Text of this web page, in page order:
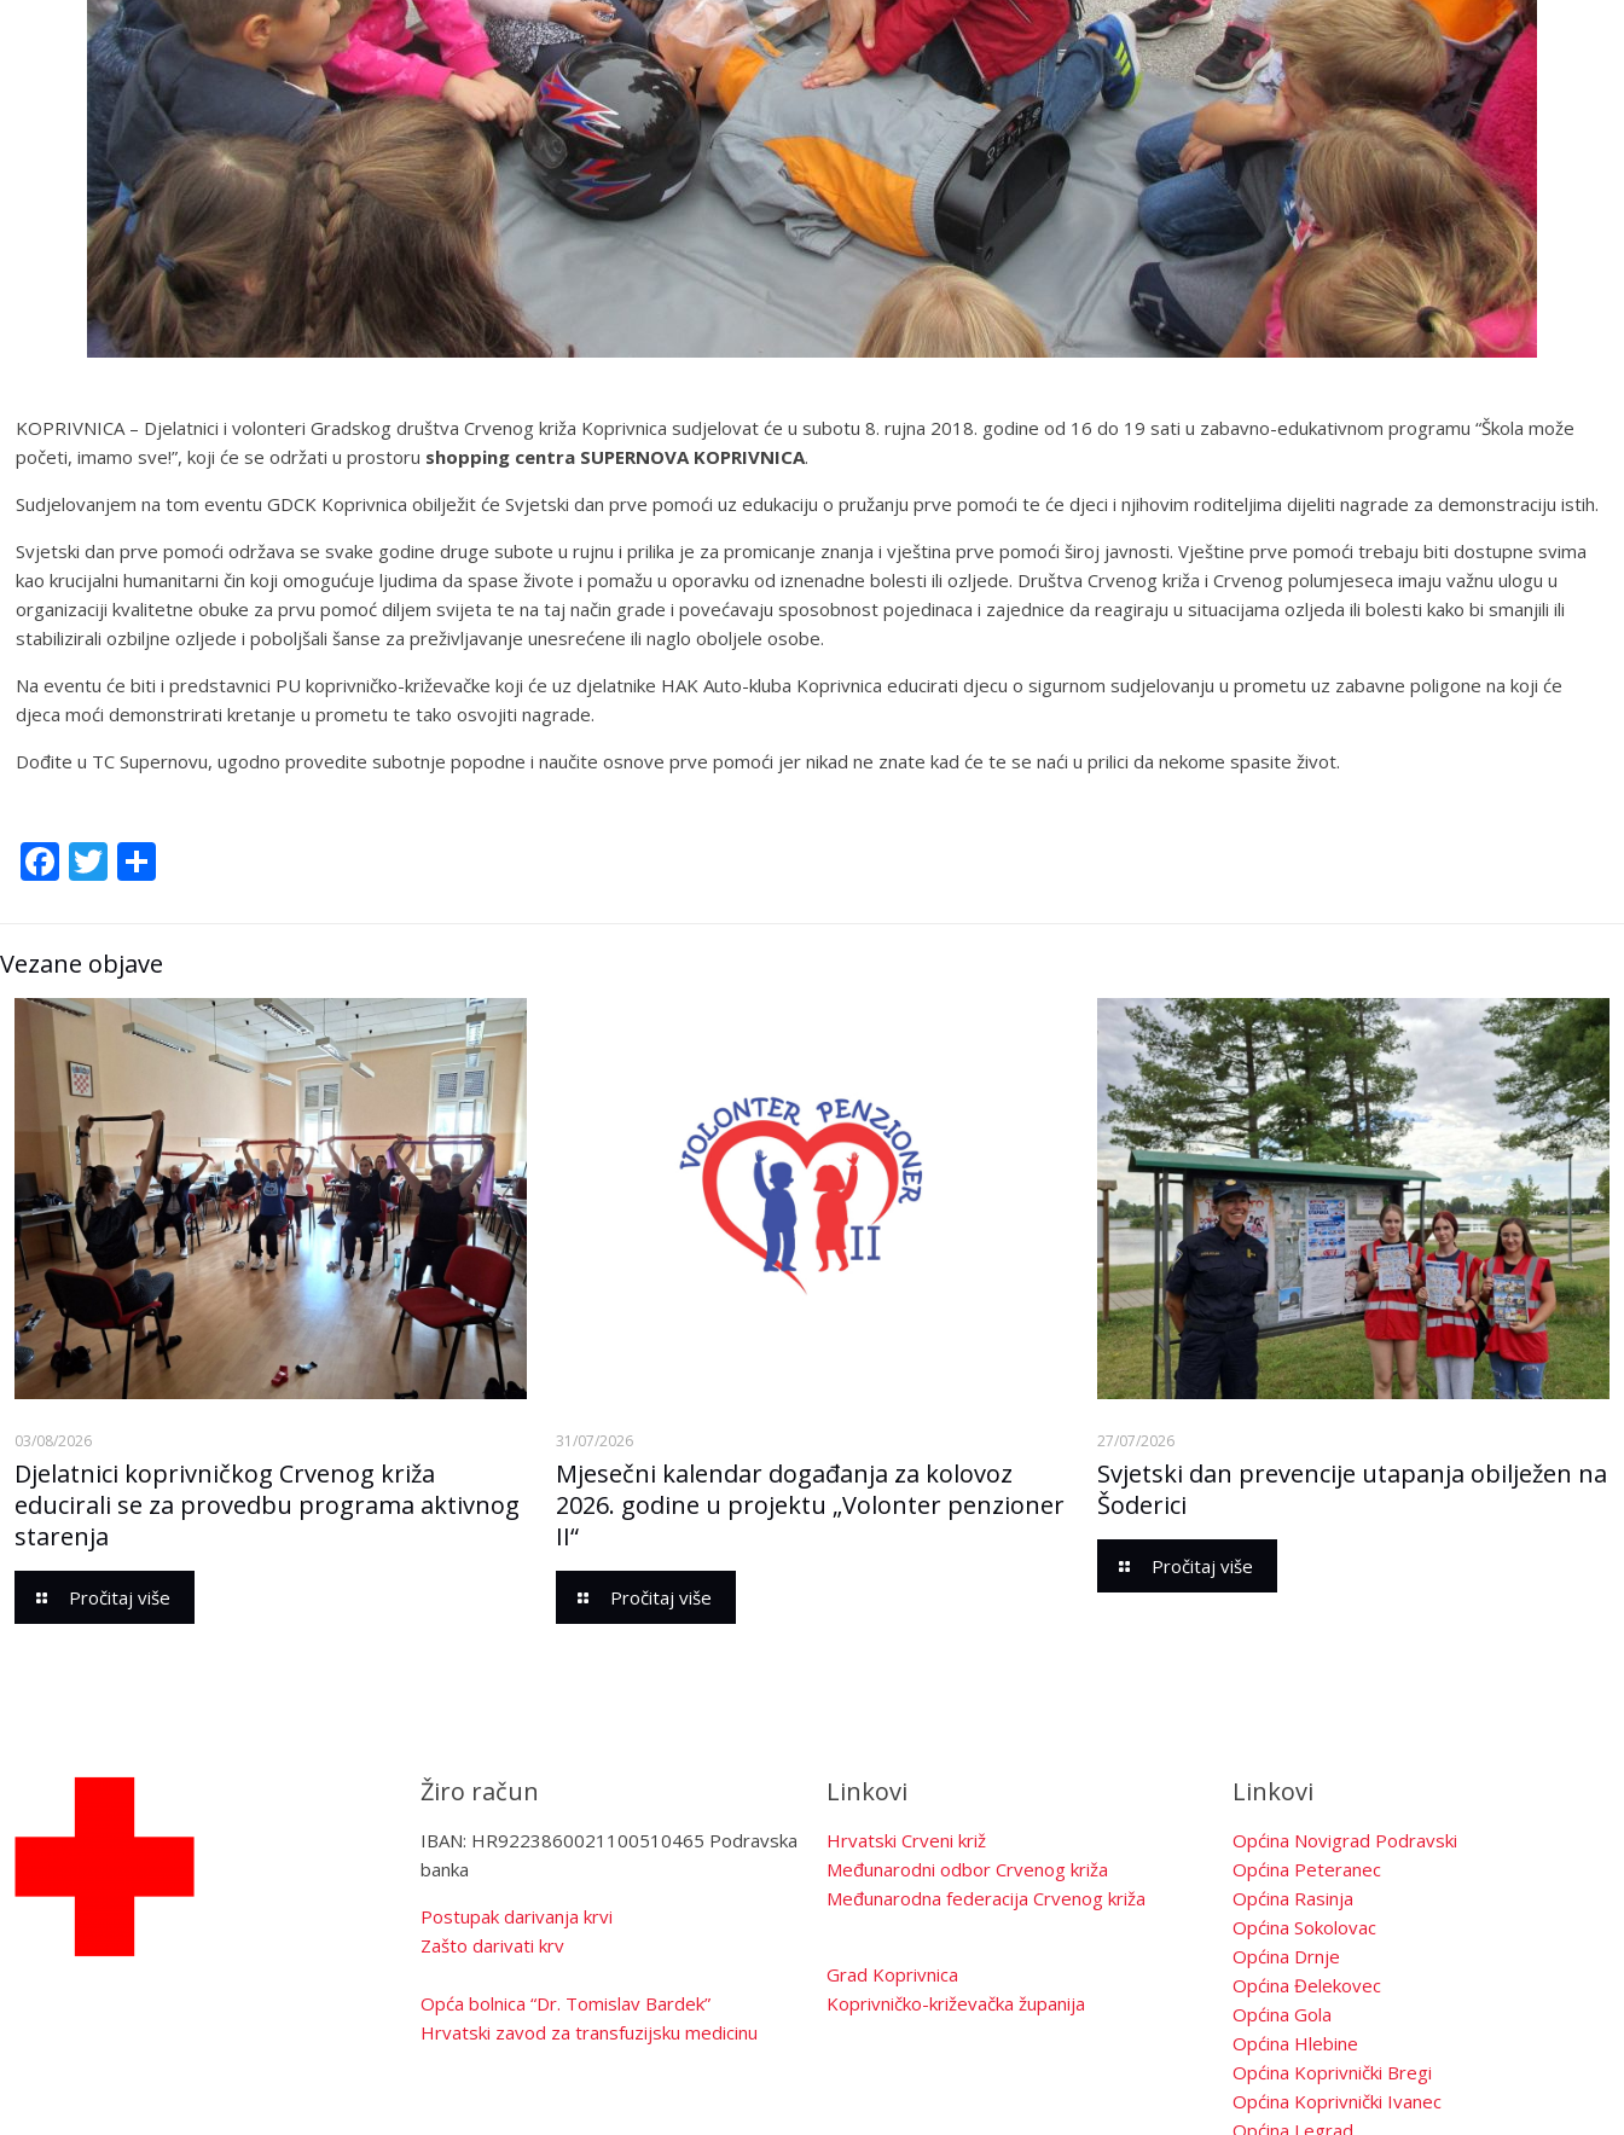
KOPRIVNICA – Djelatnici i volonteri Gradskog društva Crvenog križa Koprivnica sudjelovat će u subotu 8. rujna 2018. godine od 16 do 19 sati u zabavno-edukativnom programu “Škola može
početi, imamo sve!”, koji će se održati u prostoru shopping centra SUPERNOVA KOPRIVNICA.
Sudjelovanjem na tom eventu GDCK Koprivnica obilježit će Svjetski dan prve pomoći uz edukaciju o pružanju prve pomoći te će djeci i njihovim roditeljima dijeliti nagrade za demonstraciju istih.
Svjetski dan prve pomoći održava se svake godine druge subote u rujnu i prilika je za promicanje znanja i vještina prve pomoći široj javnosti. Vještine prve pomoći trebaju biti dostupne svima
kao krucijalni humanitarni čin koji omogućuje ljudima da spase živote i pomažu u oporavku od iznenadne bolesti ili ozljede. Društva Crvenog križa i Crvenog polumjeseca imaju važnu ulogu u
organizaciji kvalitetne obuke za prvu pomoć diljem svijeta te na taj način grade i povećavaju sposobnost pojedinaca i zajednice da reagiraju u situacijama ozljeda ili bolesti kako bi smanjili ili
stabilizirali ozbiljne ozljede i poboljšali šanse za preživljavanje unesrećene ili naglo oboljele osobe.
Na eventu će biti i predstavnici PU koprivničko-križevačke koji će uz djelatnike HAK Auto-kluba Koprivnica educirati djecu o sigurnom sudjelovanju u prometu uz zabavne poligone na koji će
djeca moći demonstrirati kretanje u prometu te tako osvojiti nagrade.
Dođite u TC Supernovu, ugodno provedite subotnje popodne i naučite osnove prve pomoći jer nikad ne znate kad će te se naći u prilici da nekome spasite život.
Facebook
Twitter
Vezane objave
03/08/2026
Djelatnici koprivničkog Crvenog križa
educirali se za provedbu programa aktivnog
starenja
Pročitaj više
31/07/2026
Mjesečni kalendar događanja za kolovoz
2026. godine u projektu „Volonter penzioner
II“
Pročitaj više
27/07/2026
Svjetski dan prevencije utapanja obilježen na
Šoderici
Pročitaj više
Žiro račun
IBAN: HR9223860021100510465 Podravska
banka
Postupak darivanja krvi
Zašto darivati krv
Opća bolnica “Dr. Tomislav Bardek”
Hrvatski zavod za transfuzijsku medicinu
Linkovi
Hrvatski Crveni križ
Međunarodni odbor Crvenog križa
Međunarodna federacija Crvenog križa
Grad Koprivnica
Koprivničko-križevačka županija
Linkovi
Općina Novigrad Podravski
Općina Peteranec
Općina Rasinja
Općina Sokolovac
Općina Drnje
Općina Đelekovec
Općina Gola
Općina Hlebine
Općina Koprivnički Bregi
Općina Koprivnički Ivanec
Općina Legrad